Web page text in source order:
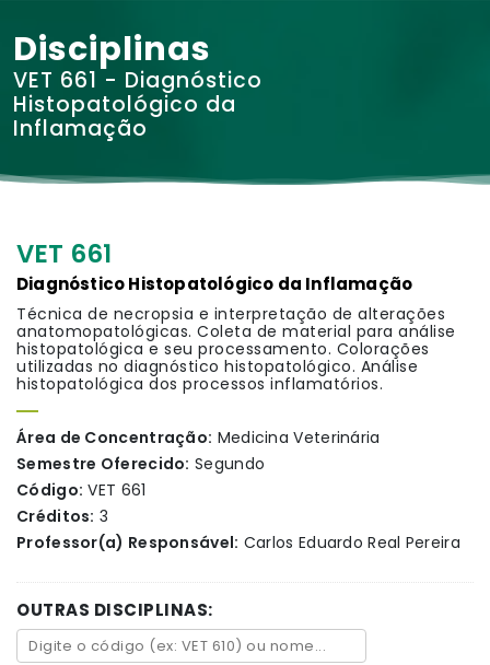
Disciplinas
VET 661 - Diagnóstico
Histopatológico da
Inflamação
VET 661
Diagnóstico Histopatológico da Inflamação
Técnica de necropsia e interpretação de alterações
anatomopatológicas. Coleta de material para análise
histopatológica e seu processamento. Colorações
utilizadas no diagnóstico histopatológico. Análise
histopatológica dos processos inflamatórios.
Área de Concentração: Medicina Veterinária
Semestre Oferecido: Segundo
Código: VET 661
Créditos: 3
Professor(a) Responsável: Carlos Eduardo Real Pereira
OUTRAS DISCIPLINAS: